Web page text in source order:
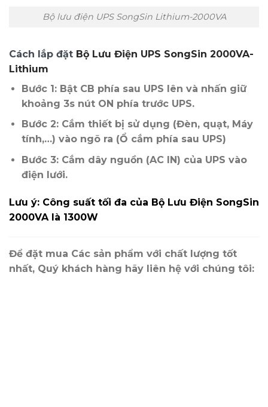
Bộ lưu điện UPS SongSin Lithium-2000VA
Cách lắp đặt Bộ Lưu Điện UPS SongSin 2000VA-
Lithium
Bước 1: Bật CB phía sau UPS lên và nhấn giữ
khoảng 3s nút ON phía trước UPS.
Bước 2: Cắm thiết bị sử dụng (Đèn, quạt, Máy
tính,…) vào ngõ ra (Ổ cắm phía sau UPS)
Bước 3: Cắm dây nguồn (AC IN) của UPS vào
điện lưới.
Lưu ý: Công suất tối đa của Bộ Lưu Điện SongSin
2000VA là 1300W
Để đặt mua Các sản phẩm với chất lượng tốt
nhất, Quý khách hàng hãy liên hệ với chúng tôi: